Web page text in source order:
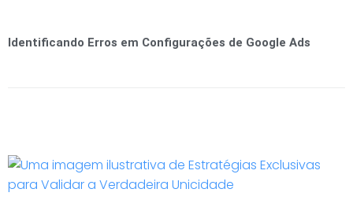
Identificando Erros em Configurações de Google Ads